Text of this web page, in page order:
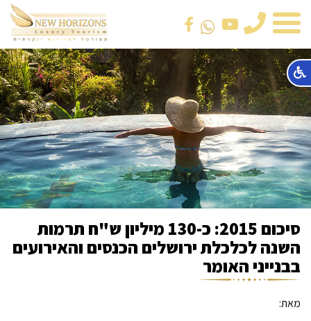
טלפון
סיכום 2015: כ-130 מיליון ש"ח תרמות
השנה לכלכלת ירושלים הכנסים והאירועים
בבנייני האומר
מאת: